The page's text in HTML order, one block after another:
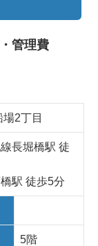
管理費
場2丁目
長堀橋駅 徒
駅 徒歩5分
5階